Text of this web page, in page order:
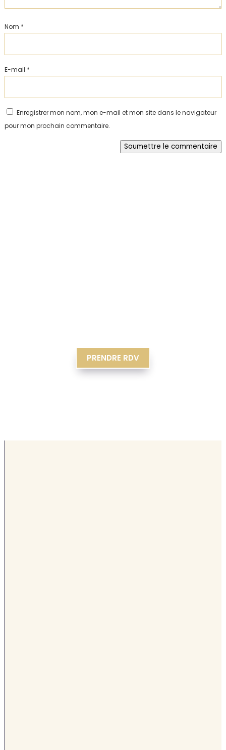
Nom *
E-mail *
Enregistrer mon nom, mon e-mail et mon site dans le navigateur
pour mon prochain commentaire.
Soumettre le commentaire
PRENDRE RDV